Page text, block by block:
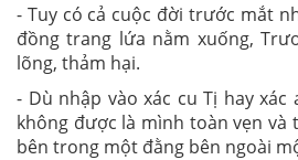
- Tuy có cả cuộc đời trước mắt
đồng trang lứa nằm xuống,
lõng, thảm hại.
- Dù nhập vào xác cu Tị hay
không được là mình toàn vẹn và
bên trong một đằng bên ngoài